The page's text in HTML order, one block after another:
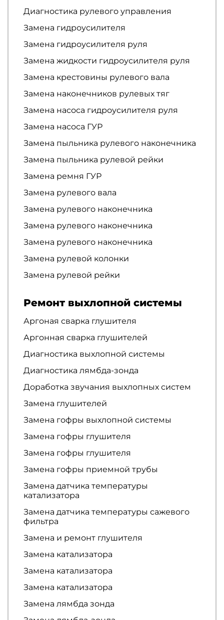
Диагностика рулевого управления
Замена гидроусилителя
Замена гидроусилителя руля
Замена жидкости гидроусилителя руля
Замена крестовины рулевого вала
Замена наконечников рулевых тяг
Замена насоса гидроусилителя руля
Замена насоса ГУР
Замена пыльника рулевого наконечника
Замена пыльника рулевой рейки
Замена ремня ГУР
Замена рулевого вала
Замена рулевого наконечника
Замена рулевого наконечника
Замена рулевого наконечника
Замена рулевой колонки
Замена рулевой рейки
Ремонт выхлопной системы
Аргоная сварка глушителя
Аргонная сварка глушителей
Диагностика выхлопной системы
Диагностика лямбда-зонда
Доработка звучания выхлопных систем
Замена глушителей
Замена гофры выхлопной системы
Замена гофры глушителя
Замена гофры глушителя
Замена гофры приемной трубы
Замена датчика температуры
катализатора
Замена датчика температуры сажевого
фильтра
Замена и ремонт глушителя
Замена катализатора
Замена катализатора
Замена катализатора
Замена лямбда зонда